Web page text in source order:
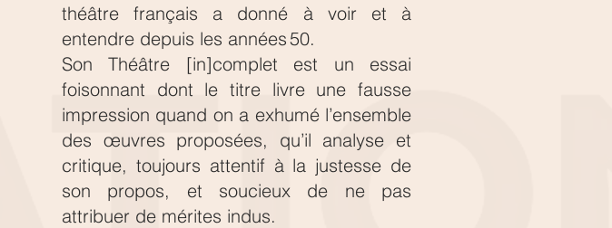
théâtre français a donné à voir et à
entendre depuis les années 50.
Son Théâtre [in]complet est un essai
foisonnant dont le titre livre une fausse
impression quand on a exhumé l’ensemble
des œuvres proposées, qu’il analyse et
critique, toujours attentif à la justesse de
son propos, et soucieux de ne pas
attribuer de mérites indus.